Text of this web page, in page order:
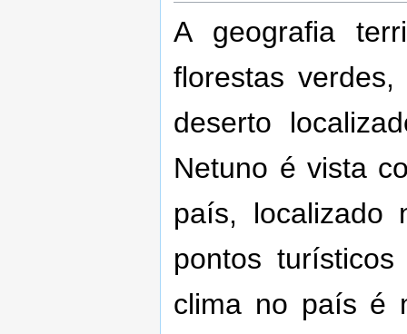
A geografia
florestas
deserto
Netuno é vista
país, localizado
pontos
clima no país é